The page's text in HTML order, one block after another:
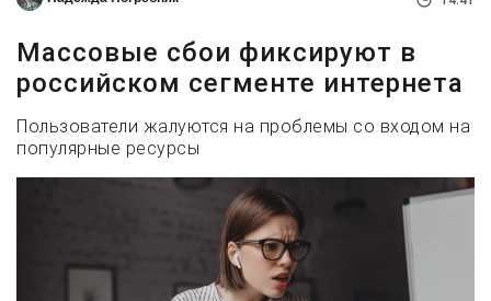
Массовые сбои фиксируют в
российском сегменте интернета
Пользователи жалуются на проблемы со входом на
популярные ресурсы